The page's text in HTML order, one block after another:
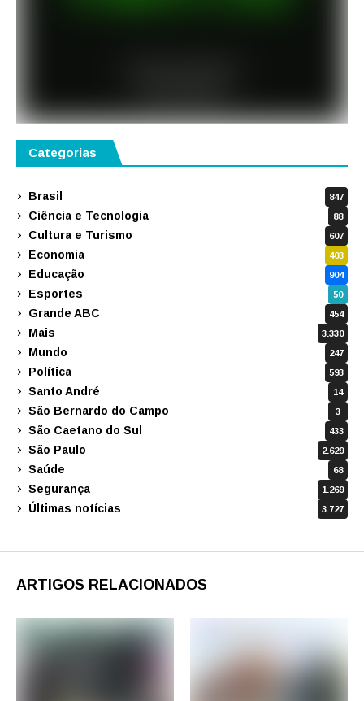
Categorias
Brasil 847
Ciência e Tecnologia 88
Cultura e Turismo 607
Economia 403
Educação 904
Esportes 50
Grande ABC 454
Mais 3.330
Mundo 247
Política 593
Santo André 14
São Bernardo do Campo 3
São Caetano do Sul 433
São Paulo 2.629
Saúde 68
Segurança 1.269
Últimas notícias 3.727
ARTIGOS RELACIONADOS